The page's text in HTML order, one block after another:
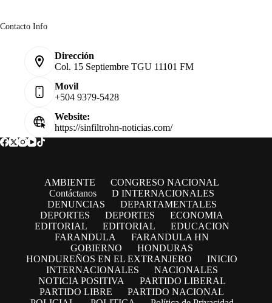
Contacto Info
Dirección
Col. 15 Septiembre TGU 11101 FM
Movil
+504 9379-5428
Website:
https://sinfiltrohn-noticias.com/
AMBIENTE
CONGRESO NACIONAL
Contáctanos
D INTERNACIONALES
DENUNCIAS
DEPARTAMENTALES
DEPORTES
DEPORTES
ECONOMIA
EDITORIAL
EDITORIAL
EDUCACION
FARANDULA
FARANDULA HN
GOBIERNO
HONDURAS
HONDUREÑOS EN EL EXTRANJERO
INICIO
INTERNACIONALES
NACIONALES
NOTICIA POSITIVA
PARTIDO LIBERAL
PARTIDO LIBRE
PARTIDO NACIONAL